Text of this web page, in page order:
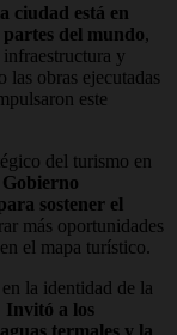
ciudad está en
del mundo,
y
obras ejecutadas
este
del turismo en
sostener el
más oportunidades
el mapa turístico.
la identidad de la
Invitó a los
termales y la